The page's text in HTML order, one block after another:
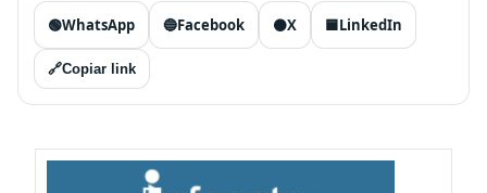
🟢WhatsApp 🔵Facebook ⚫X 🟦LinkedIn
🔗Copiar link